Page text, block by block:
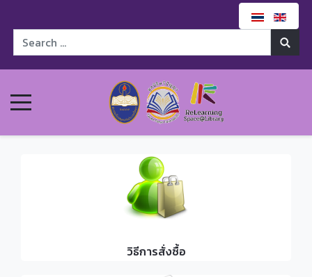
วิธีการสั่งซื้อ